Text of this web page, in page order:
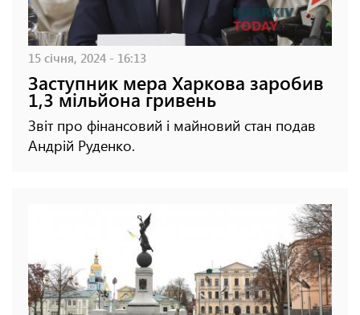
15 січня, 2024 - 16:13
Заступник мера Харкова заробив
1,3 мільйона гривень
Звіт про фінансовий і майновий стан подав
Андрій Руденко.